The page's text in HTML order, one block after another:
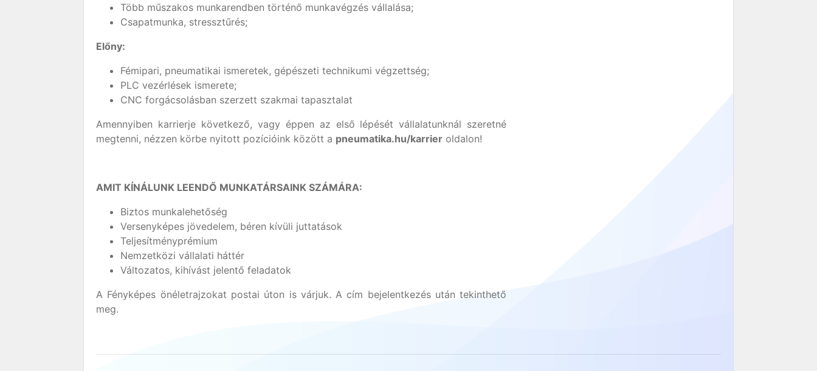
Több műszakos munkarendben történő munkavégzés vállalása;
Csapatmunka, stressztűrés;
Előny:
Fémipari, pneumatikai ismeretek, gépészeti technikumi végzettség;
PLC vezérlések ismerete;
CNC forgácsolásban szerzett szakmai tapasztalat
Amennyiben karrierje következő, vagy éppen az első lépését vállalatunknál szeretné
megtenni, nézzen körbe nyitott pozícióink között a pneumatika.hu/karrier oldalon!
AMIT KÍNÁLUNK LEENDŐ MUNKATÁRSAINK SZÁMÁRA:
Biztos munkalehetőség
Versenyképes jövedelem, béren kívüli juttatások
Teljesítményprémium
Nemzetközi vállalati háttér
Változatos, kihívást jelentő feladatok
A Fényképes önéletrajzokat postai úton is várjuk. A cím bejelentkezés után tekinthető
meg.